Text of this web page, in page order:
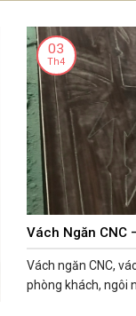
Nội thất Căn hộ –
Vách Ngăn CNC
Vách ngăn CNC,
phòng khách, ngôi
03
Th4